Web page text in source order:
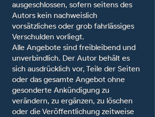
ausgeschlossen, sofern seitens des
Autors kein nachweislich
vorsätzliches oder grob fahrlässiges
Verschulden vorliegt.
Alle Angebote sind freibleibend und
unverbindlich. Der Autor behält es
sich ausdrücklich vor, Teile der Seiten
oder das gesamte Angebot ohne
gesonderte Ankündigung zu
verändern, zu ergänzen, zu löschen
oder die Veröffentlichung zeitweise